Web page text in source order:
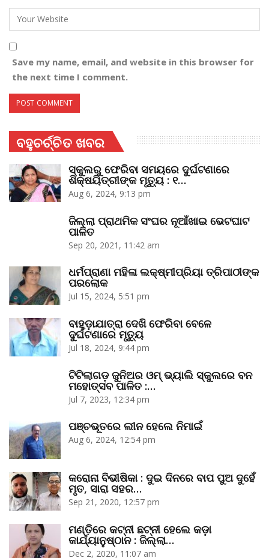
Save my name, email, and website in this browser for
the next time I comment.
ବହୁଚର୍ଚ୍ଚିତ ଖବର
ସ୍କୁଲରୁ ଫେରିବା ସମୟରେ ଦୁର୍ଘଟଣାରେ
ଶିକ୍ଷୟିତ୍ରୀଙ୍କ ମୃତ୍ୟୁ : ୧…
Aug 6, 2024, 9:13 pm
ଜିଲ୍ଲା ପ୍ରାଥମିକ ସଂଘର ନୂଆଁଖାଇ ଭେଟଘାଟ
ପାଳିତ
Sep 20, 2021, 11:42 am
ଧର୍ମପ୍ରାଣା ମହିଳା ଲକ୍ଷ୍ମୀପ୍ରିୟା ତ୍ରିପାଠୀଙ୍କ
ପରଲୋକ
Jul 15, 2024, 5:51 pm
ବାହୁଡ଼ାଯାତ୍ରା ଦେଖି ଫେରିବା ବେଳେ
ଦୁର୍ଘଟଣାରେ ମୃତ୍ୟୁ
Jul 18, 2024, 9:44 pm
ଟିଟିଲାଗଡ଼ ଜୁନିଅର ଓମ୍‌ ଭ୍ୟାଲି ସ୍କୁଲରେ ବନ
ମହୋତ୍ସବ ପାଳିତ :…
Jul 7, 2023, 12:34 pm
ପଞ୍ଚଭୂତରେ ଲୀନ ହେଲେ ନିମାଇଁ
Aug 6, 2024, 12:54 pm
କରୋନା ବିଭୀଷିକା : ଦୁଇ ଦିନରେ ବାପ ପୁଅ ଦୁହେଁ
ମୃତ, ସାରା ସହର…
Sep 21, 2020, 12:57 pm
ମଣ୍ତିରେ କଟ୍‌ନୀ ଛଟ୍‌ନୀ ହେଲେ କଡ଼ା
କାର୍ଯ୍ୟାନୁଷ୍ଠାନ : ଜିଲ୍ଲା…
Dec 2, 2020, 11:07 am